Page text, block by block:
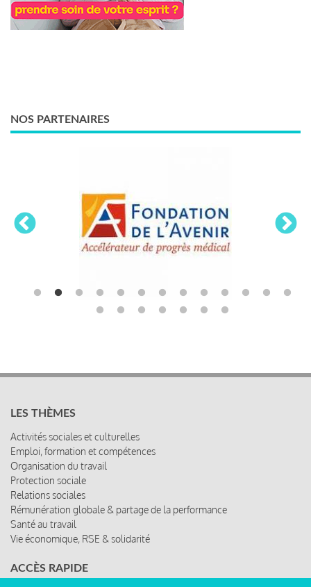
NOS PARTENAIRES
LES THÈMES
Activités sociales et culturelles
Emploi, formation et compétences
Organisation du travail
Protection sociale
Relations sociales
Rémunération globale & partage de la performance
Santé au travail
Vie économique, RSE & solidarité
ACCÈS RAPIDE